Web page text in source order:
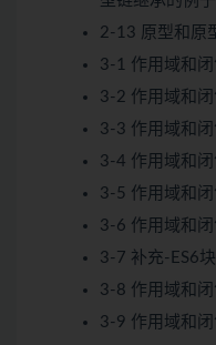
2-13 原型和原
3-1 作用域和
3-2 作用域和
3-3 作用域和
3-4 作用域和
3-5 作用域和
3-6 作用域和
3-7 补充-ES6
3-8 作用域和
3-9 作用域和